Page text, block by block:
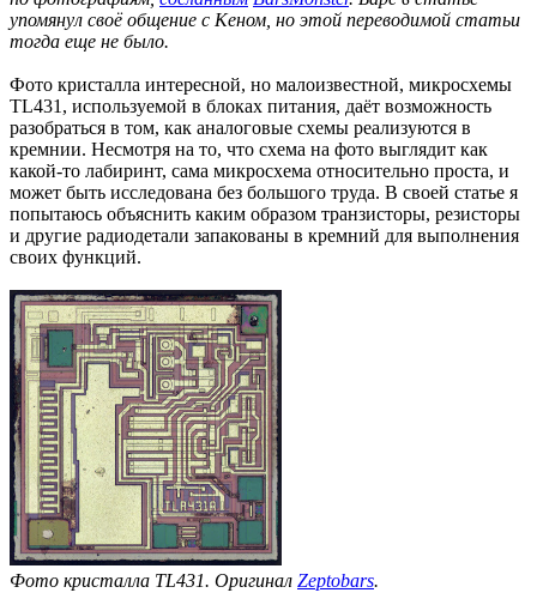
упомянул своё общение с Кеном, но этой переводимой статьи
тогда еще не было.
Фото кристалла интересной, но малоизвестной, микросхемы
TL431, используемой в блоках питания, даёт возможность
разобраться в том, как аналоговые схемы реализуются в
кремнии. Несмотря на то, что схема на фото выглядит как
какой-то лабиринт, сама микросхема относительно проста, и
может быть исследована без большого труда. В своей статье я
попытаюсь объяснить каким образом транзисторы, резисторы
и другие радиодетали запакованы в кремний для выполнения
своих функций.
Фото кристалла TL431. Оригинал Zeptobars.